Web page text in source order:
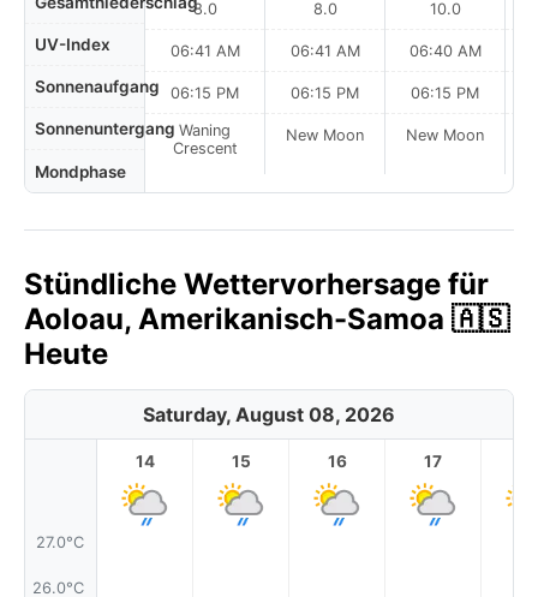
UV-Index
Sonnenaufgang
Sonnenuntergang
Mondphase
8.0
06:41 AM
06:15 PM
Waning
Crescent
8.0
06:41 AM
06:15 PM
New Moon
10.0
06:40 AM
06:15 PM
New Moon
Stündliche Wettervorhersage für
Aoloau, Amerikanisch-Samoa 🇦🇸
Heute
Saturday, August 08, 2026
27.0°C
26.0°C
14 15 16 17